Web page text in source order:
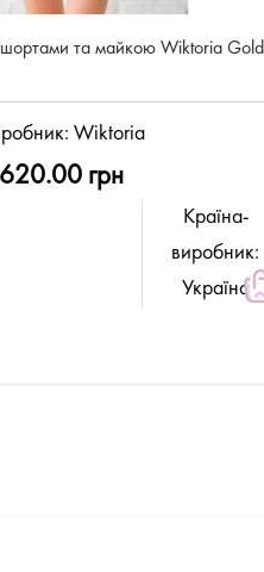
та майкою Wiktoria Gold
Wiktoria
620.00 грн
Країна-
виробник:
Україна